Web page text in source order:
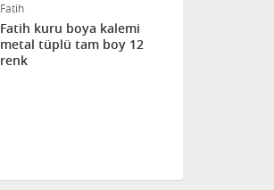
Fatih
Fatih kuru boya kalemi
metal tüplü tam boy 12
renk